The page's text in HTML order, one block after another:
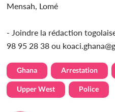
Mensah, Lomé
- Joindre la rédaction
98 95 28 38 ou
Ghana Arrestation
Upper West Police